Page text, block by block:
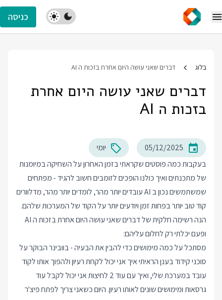
כניסה
בלוג דברים שאני עושה היום אחרת בזכות ה AI
דברים שאני עושה היום אחרת
בזכות ה AI
05/12/2025
יומי
בעקבות כמה פוסטים שקראתי בזמן האחרון על השחיקה במיומנות
של מתכנתים ואיך כולנו הופכים לזומבים חשוב להגיד - מפתחים
שמשתמשים נכון ב AI עובדים יותר מהר, לומדים יותר מהר, מדלוורים
קוד טוב יותר בפחות זמן ויודעים יותר על הקוד של המערכות שלהם.
הנה רשימה חלקית של דברים שאני עושה היום אחרת בזכות ה AI
ופעם יכלתי רק לחלום עליהם:
מסתכל על כמה מימושים כדי להבין את הבעיה - בוובינר הבוקר על
סוכני קידוד בענן הראיתי איך אני יכול לקחת רעיון ולהפוך אותו לקוד
עובד במערכת שלי, ואיך עם עוד 2 לחיצות אני יכול לקבל עוד
גרסאות ומימושים שונים לאותו רעיון. היום כשאני צריך לפתח פיצ'ר